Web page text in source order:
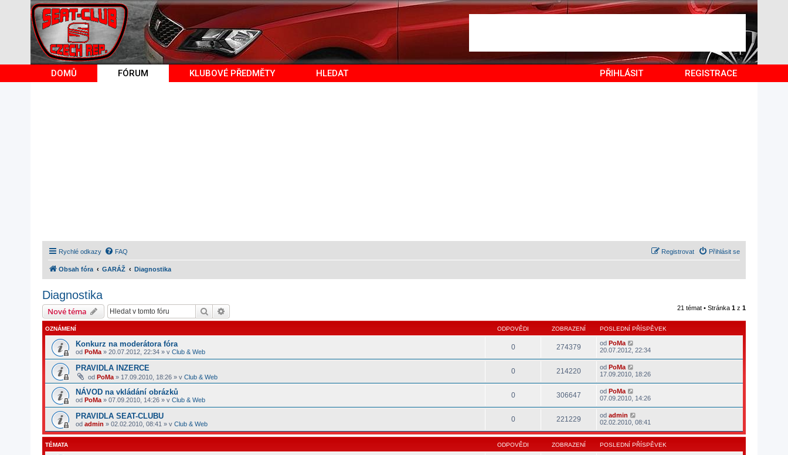
DOMŮ FÓRUM KLUBOVÉ PŘEDMĚTY HLEDAT PŘIHLÁSIT REGISTRACE
Rychlé odkazy FAQ Přihlásit se
Registrovat
Obsah fóra GARÁŽ Diagnostika
Diagnostika
Nové téma Hledat 21 témat • Stránka 1 z 1
OZNÁMENÍ ODPOVĚDI ZOBRAZENÍ POSLEDNÍ PŘÍSPĚVEK
Konkurz na moderátora fóra
od PoMa » 20.07.2012, 22:34 » v Club & Web
0 274379 od PoMa
20.07.2012, 22:34
PRAVIDLA INZERCE
od PoMa » 17.09.2010, 18:26 » v Club & Web
0 214220 od PoMa
17.09.2010, 18:26
NÁVOD na vkládání obrázků
od PoMa » 07.09.2010, 14:26 » v Club & Web
0 306647 od PoMa
07.09.2010, 14:26
PRAVIDLA SEAT-CLUBU
od admin » 02.02.2010, 08:41 » v Club & Web
0 221229 od admin
02.02.2010, 08:41
TÉMATA ODPOVĚDI ZOBRAZENÍ POSLEDNÍ PŘÍSPĚVEK